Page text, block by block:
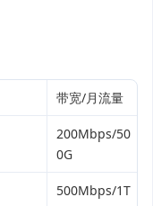
带宽/月流量
200Mbps/50
0G
500Mbps/1T